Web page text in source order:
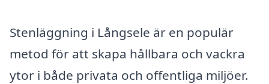
Stenläggning i Långsele är en populär
metod för att skapa hållbara och vackra
ytor i både privata och offentliga miljöer.